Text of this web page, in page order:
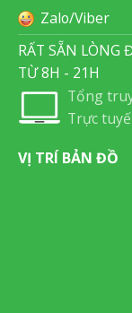
Zalo/Viber
RẤT SẴN LÒNG
TỪ 8H - 21H
Tổng
Trực
VỊ TRÍ BẢN ĐỒ